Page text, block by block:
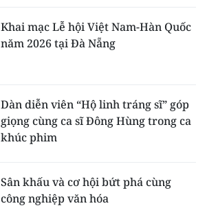
Khai mạc Lễ hội Việt Nam-Hàn Quốc
năm 2026 tại Đà Nẵng
Dàn diễn viên “Hộ linh tráng sĩ” góp
giọng cùng ca sĩ Đông Hùng trong ca
khúc phim
Sân khấu và cơ hội bứt phá cùng
công nghiệp văn hóa